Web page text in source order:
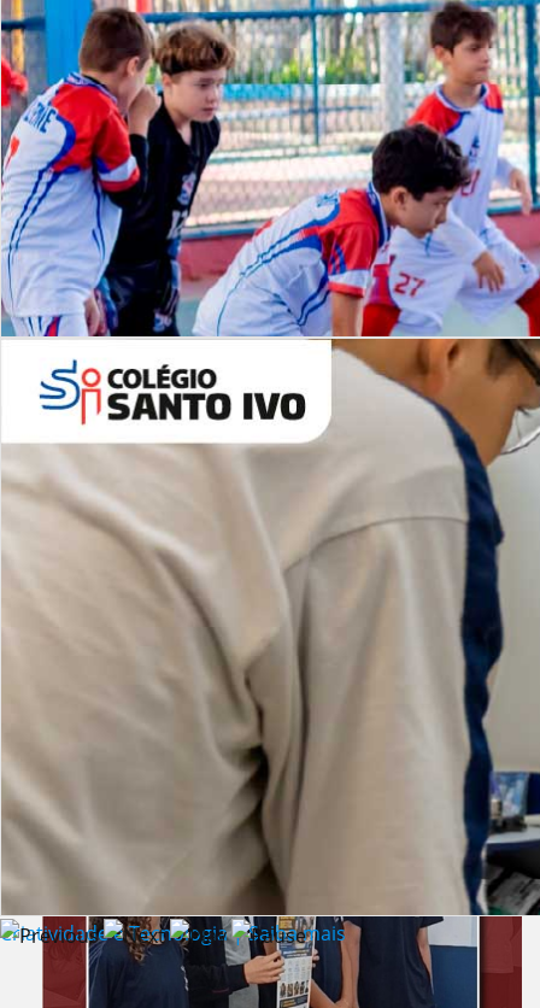
Desafios | Saiba mais
Criatividade e Tecnologia | Saiba mais
NOSSOCANAL